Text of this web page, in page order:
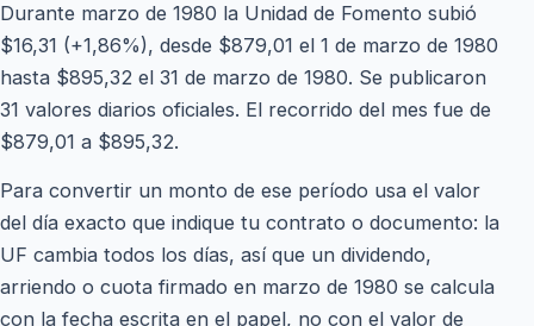
Durante marzo de 1980 la Unidad de Fomento subió
$16,31 (+1,86%), desde $879,01 el 1 de marzo de 1980
hasta $895,32 el 31 de marzo de 1980. Se publicaron
31 valores diarios oficiales. El recorrido del mes fue de
$879,01 a $895,32.
Para convertir un monto de ese período usa el valor
del día exacto que indique tu contrato o documento: la
UF cambia todos los días, así que un dividendo,
arriendo o cuota firmado en marzo de 1980 se calcula
con la fecha escrita en el papel, no con el valor de